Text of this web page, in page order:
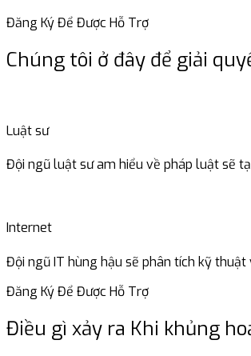
Đăng Ký Để Được Hỗ Trợ
Chúng tôi ở đây để giải
Luật sư
Đội ngũ luật sư am hiểu về pháp luật sẽ
Internet
Đội ngũ IT hùng hậu sẽ phân tích kỹ
Đăng Ký Để Được Hỗ Trợ
Điều gì xảy ra Khi khủng